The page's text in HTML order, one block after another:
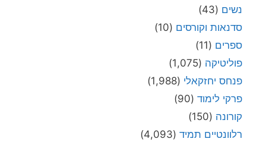
נשים (43)
סדנאות וקורסים (10)
ספרים (11)
פוליטיקה (1,075)
פנחס יחזקאלי (1,988)
פרקי לימוד (90)
קורונה (150)
רלוונטיים תמיד (4,093)